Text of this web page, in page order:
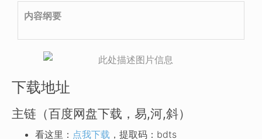
内容纲要
下载地址
主链（百度网盘下载，易,河,斜）
看这里： 点我下载 ，提取码：bdts